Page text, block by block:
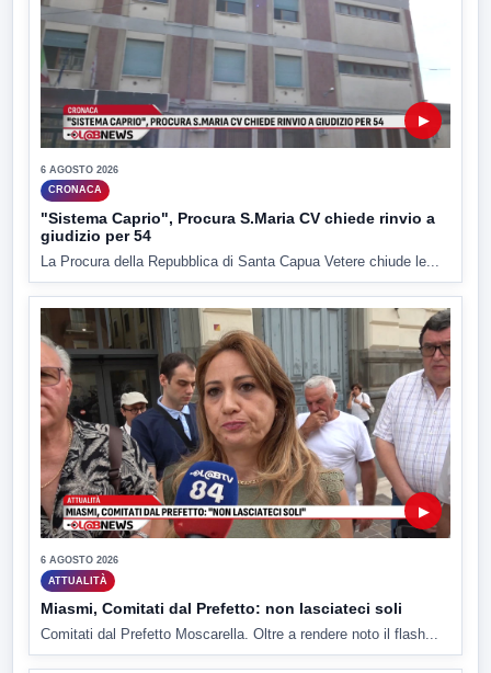
▶
6 AGOSTO 2026
CRONACA
"Sistema Caprio", Procura S.Maria CV chiede rinvio a
giudizio per 54
La Procura della Repubblica di Santa Capua Vetere chiude le...
▶
6 AGOSTO 2026
ATTUALITÀ
Miasmi, Comitati dal Prefetto: non lasciateci soli
Comitati dal Prefetto Moscarella. Oltre a rendere noto il flash...